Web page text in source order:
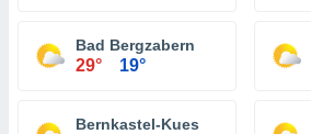
Bad Bergzabern
29° 19°
Bernkastel-Kues